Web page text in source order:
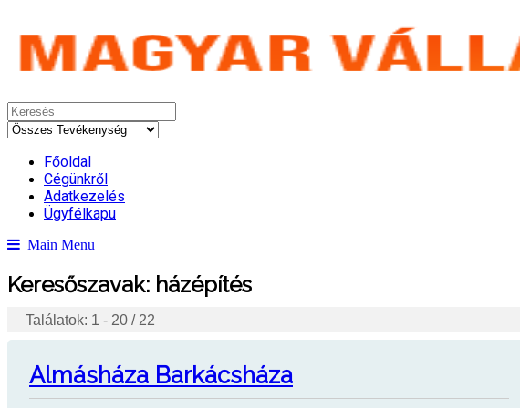
Főoldal
Cégünkről
Adatkezelés
Ügyfélkapu
Main Menu
Keresőszavak: házépítés
Találatok: 1 - 20 / 22
Almásháza Barkácsháza